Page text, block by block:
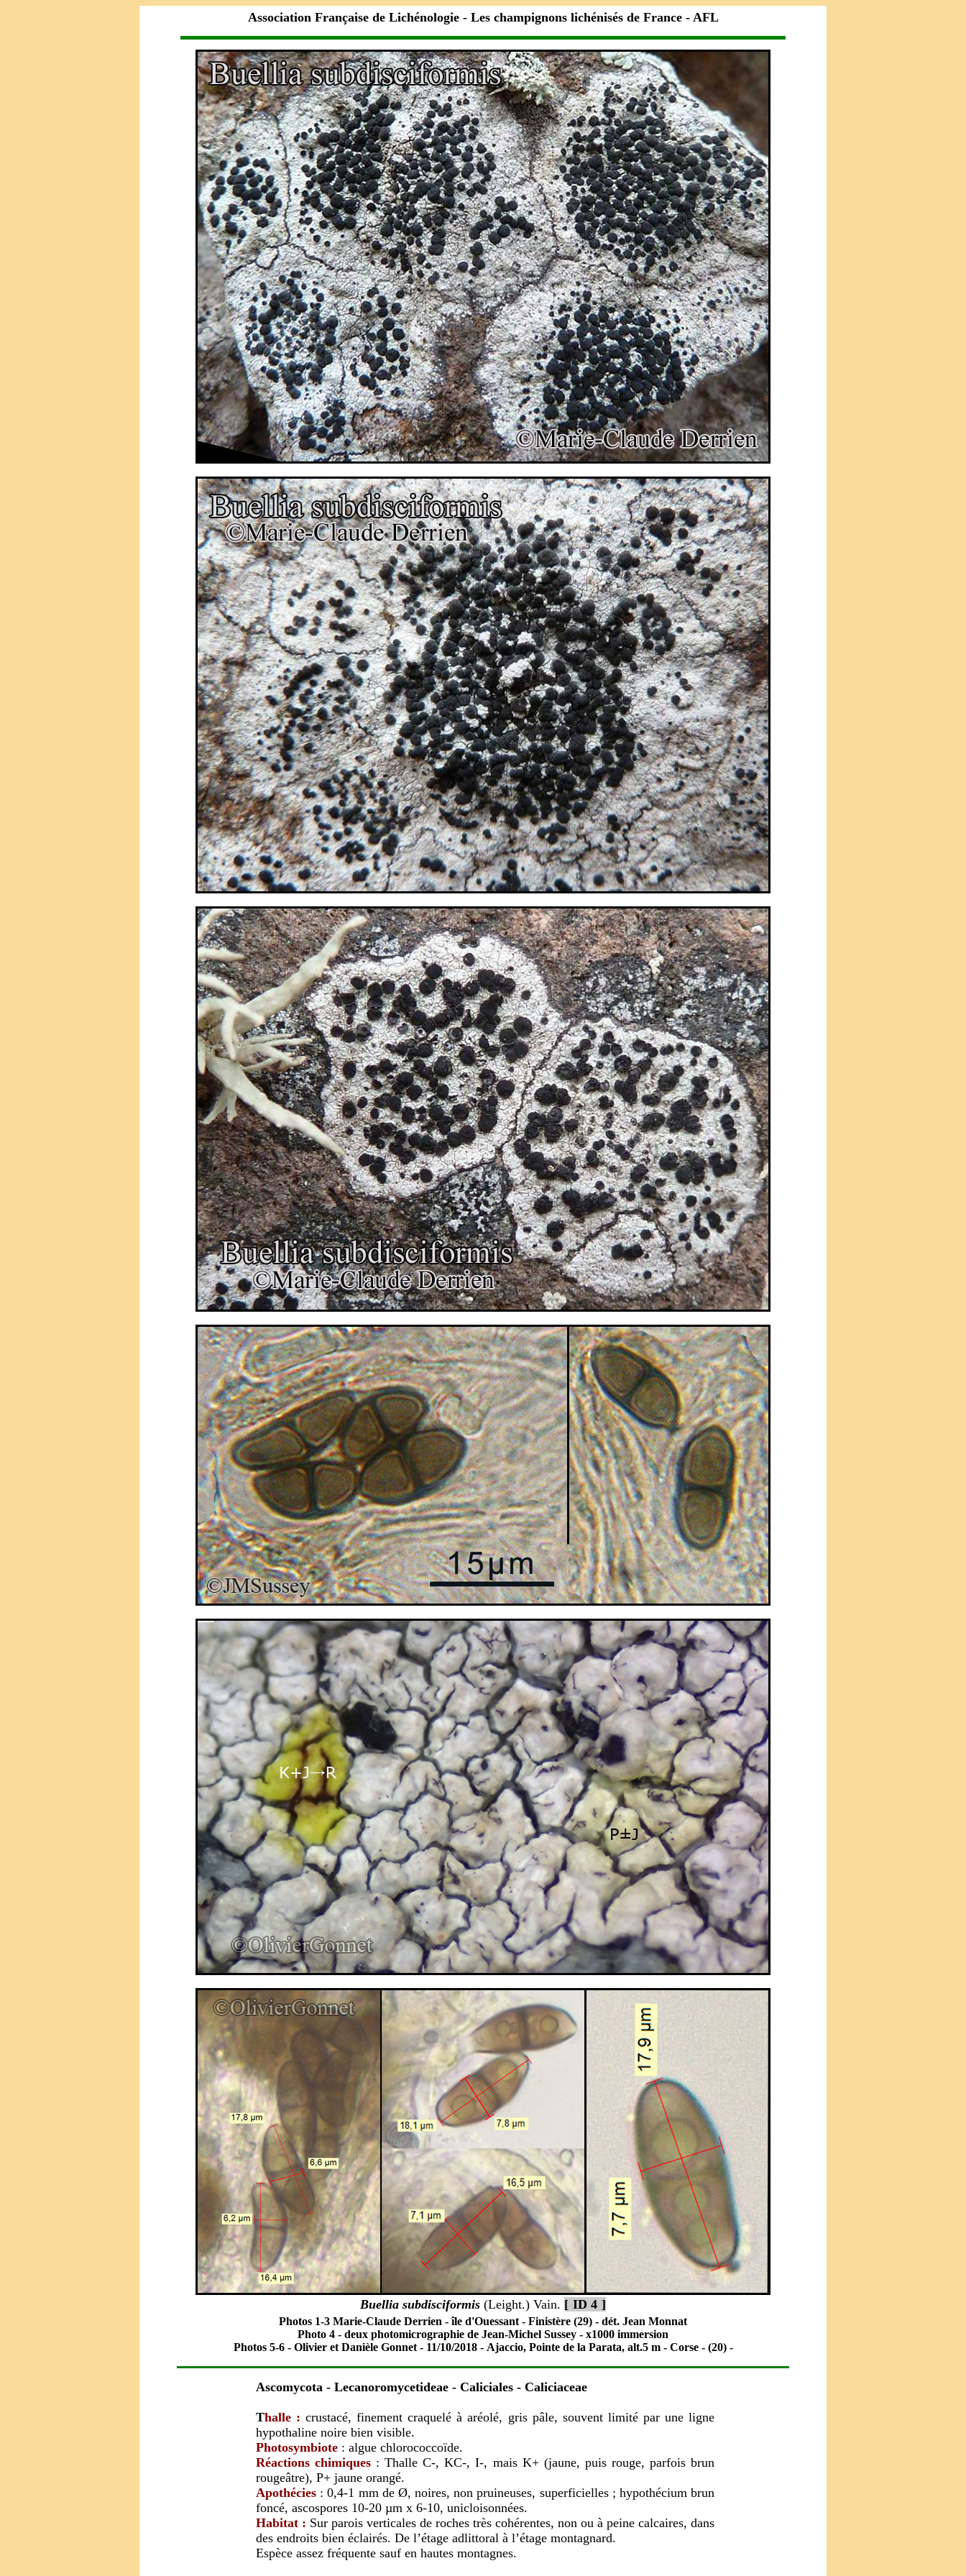
Association Française de Lichénologie- Les champignons lichénisés de France - AFL
Buellia subdisciformis (Leight.) Vain. [ ID 4 ]
Photos 1-3 Marie-Claude Derrien - île d'Ouessant - Finistère (29) - dét. Jean Monnat
Photo 4 - deux photomicrographie de Jean-Michel Sussey - x1000 immersion
Photos 5-6 - Olivier et Danièle Gonnet - 11/10/2018 - Ajaccio, Pointe de la Parata, alt.5 m - Corse - (20) -
Ascomycota - Lecanoromycetideae - Caliciales - Caliciaceae
Thalle :crustacé, finement craquelé à aréolé, gris pâle, souvent limité par une ligne
hypothaline noire bien visible.
Photosymbiote : algue chlorococcoïde.
Réactions chimiques : ThalleC-, KC-, I-, mais K+ (jaune, puis rouge, parfois brun
rougeâtre), P+ jaune orangé.
Apothécies : 0,4-1 mm de Ø, noires, non pruineuses, superficielles ; hypothécium brun
foncé, ascospores 10-20 µm x 6-10, unicloisonnées.
Habitat : Sur parois verticales de roches très cohérentes, non ou à peine calcaires, dans
des endroits bien éclairés. De l’étage adlittoral à l’étage montagnard.
Espèce assez fréquente sauf en hautes montagnes.